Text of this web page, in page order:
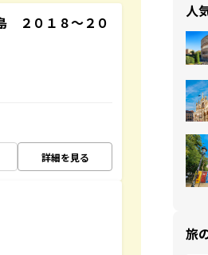
２０１８～２０
詳細を見る
人
旅